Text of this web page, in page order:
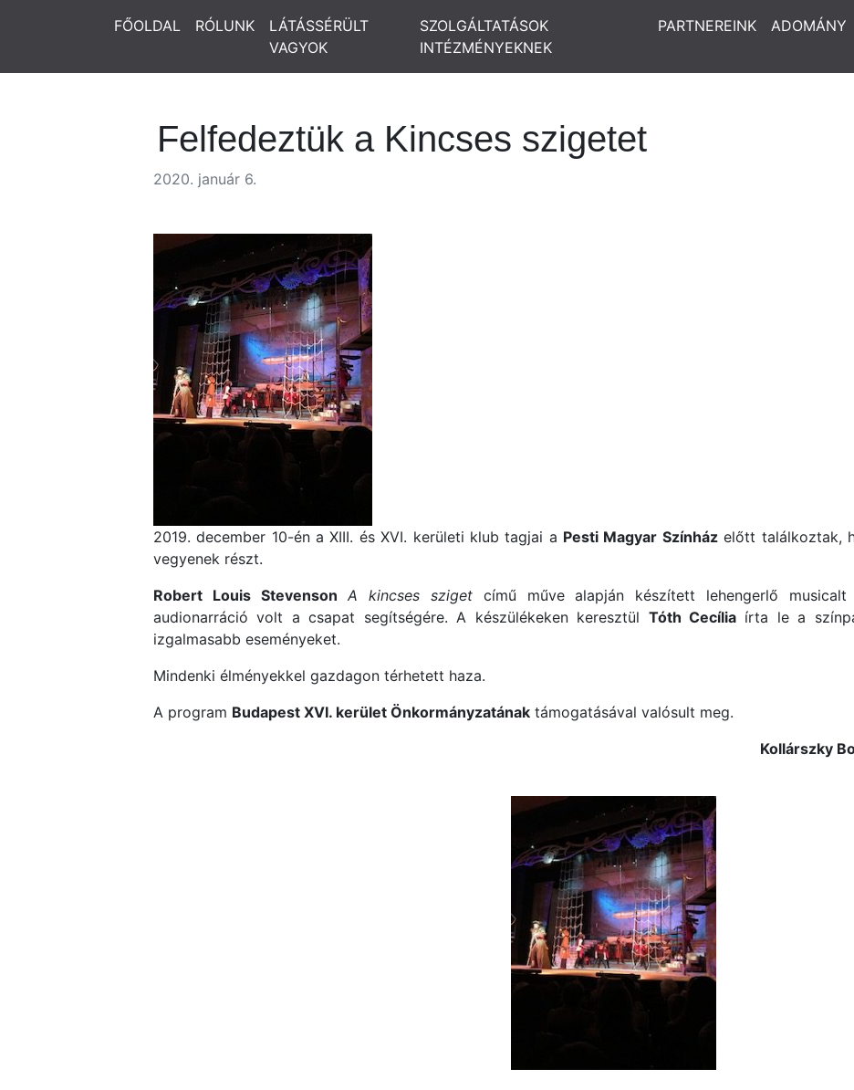
FŐOLDAL RÓLUNK
LÁTÁSSÉRÜLT
VAGYOK
SZOLGÁLTATÁSOK
INTÉZMÉNYEKNEK
PARTNEREINK ADOMÁNY
Felfedeztük a Kincses szigetet
2020. január 6.
2019. december 10-én a XIII. és XVI. kerületi klub tagjai a Pesti Magyar Színházelőtt találkoztak,
vegyenek részt.
Robert Louis Stevenson
A kincses sziget című műve alapján készített lehengerlő
audionarráció volt a csapat segítségére. A készülékeken keresztül Tóth Cecíliaírta le a
izgalmasabb eseményeket.
Mindenki élményekkel gazdagon térhetett haza.
A program Budapest XVI. kerület Önkormányzatának támogatásával valósult meg.
Kollárszky